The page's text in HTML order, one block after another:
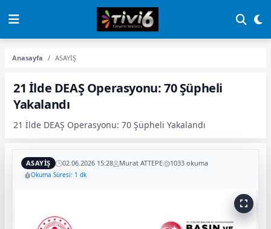
Anasayfa ASAYİŞ
21 İlde DEAŞ Operasyonu: 70 Şüpheli
Yakalandı
21 İlde DEAŞ Operasyonu: 70 Şüpheli Yakalandı
ASAYİŞ 02.06.2026 15:28 Murat ATTEPE 1033 okuma
Okuma Süresi: 1 dk